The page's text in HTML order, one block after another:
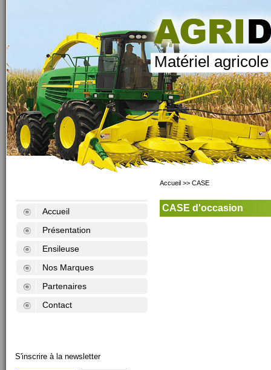
Matériel agricole
Accueil >>CASE
Accueil
Présentation
Ensileuse
Nos Marques
Partenaires
Contact
S'inscrire à la newsletter
CASE d'occasion